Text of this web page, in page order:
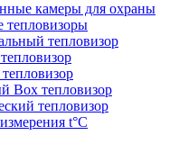
камеры для охраны
тепловизоры
тепловизор
Box тепловизор
тепловизор
t°С